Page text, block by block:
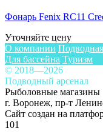
Фонарь Fenix RC11
Уточняйте цену
О компании
Для бассейна Туризм
© 2018—2026
Подводный арсенал
Рыболовные магазины
г. Воронеж, пр-т
Сайт создан на
101